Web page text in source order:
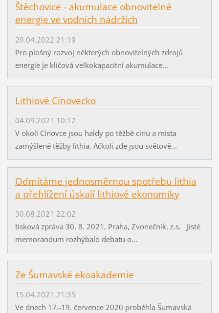
Štěchovice - akumulace obnovitelné
energie ve vodních nádržích
20.04.2022 21:19
Pro plošný rozvoj některých obnovitelných zdrojů
energie je klíčová velkokapacitní akumulace...
Lithiové Cínovecko
04.09.2021 10:12
V okolí Cínovce jsou haldy po těžbě cínu a místa
zamýšlené těžby lithia. Ačkoli zde jsou světově...
Odmítáme jednosměrnou spotřebu lithia
a přehlížení úskalí lithiové ekonomiky
30.08.2021 22:02
tisková zpráva 30. 8. 2021, Praha, Zvonečník, z.s. Jisté
memorandum rozhýbalo debatu o...
Ze Šumavské ekoakademie
15.04.2021 21:35
Ve dnech 17.-19. července 2020 proběhla Šumavská